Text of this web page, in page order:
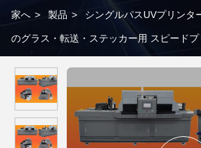
家へ > 製品 > シングルパスUVプリンタ
のグラス・転送・ステッカー用 スピードプ